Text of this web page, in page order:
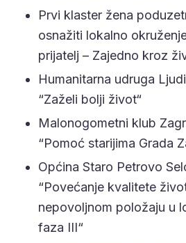
Prvi klaster žena
osnažiti lokalno
prijatelj – Zajedno kroz
Humanitarna udruga
“Zaželi bolji život“
Malonogometni klub
“Pomoć starijima Grada
Općina Staro Petrovo
“Povećanje kvalitete
nepovoljnom položaju u
faza III“